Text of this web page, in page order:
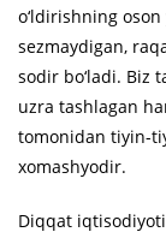
o‘ldirishning oson
sezmaydigan,
sodir bo‘ladi. Biz
uzra tashlagan
tomonidan tiyin-
xomashyodir.
Diqqat